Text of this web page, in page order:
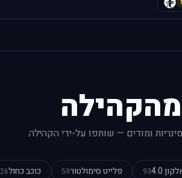
1
ומודים — שותפו על-ידי הקהילה.
4.0
93 פלייט סימולטור59 כוכב כחול26